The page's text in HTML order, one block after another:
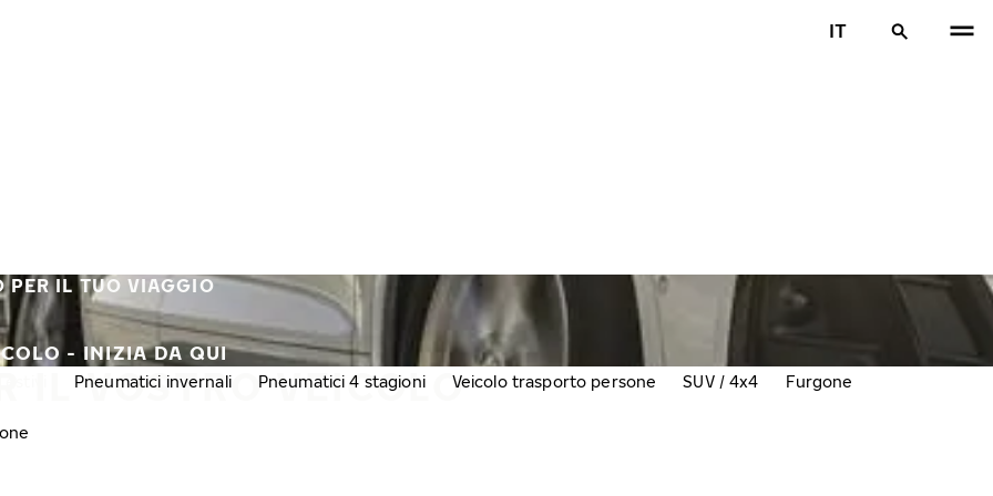
IT
IL VOSTRO VEICOLO
PER IL TUO VIAGGIO
- INIZIA DA QUI
Pneumatici invernali Pneumatici 4 stagioni Veicolo trasporto persone SUV / 4x4 Furgone